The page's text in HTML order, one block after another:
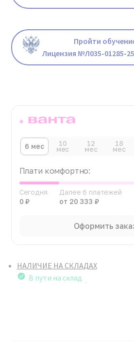
Пройти
Лицензия №Л035-01285-
6 мес 10
мес
12
мес
18
мес
Плати комфортно:
Сегодня
0 ₽
Далее 6 платежей
от 20 333 ₽
Оформить
НАЛИЧИЕ НА СКЛАДАХ
В пути на склад